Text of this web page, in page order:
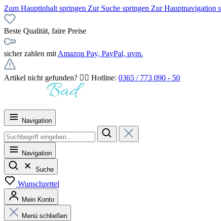
Zum Hauptinhalt springen Zur Suche springen Zur Hauptnavigation
Beste Qualität, faire Preise
sicher zahlen mit Amazon Pay, PayPal, uvm.
Artikel nicht gefunden? 👉🏻 Hotline: 0365 / 773 090 - 50
Navigation
Navigation
Suche
Wunschzettel
Mein Konto
Menü schließen